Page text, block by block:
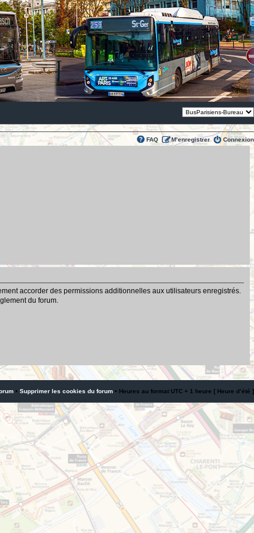
FAQ M’enregistrer Connexion
accorder des permissions additionnelles aux utilisateurs enregistrés.
du forum.
• Supprimer les cookies du forum • Heures au format UTC + 1 heure [ Heure d’été ]